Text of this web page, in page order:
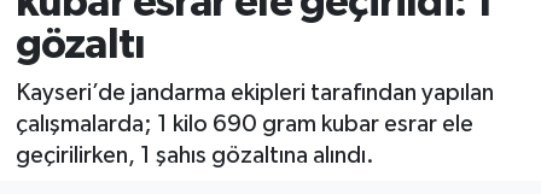
gözaltı
Kayseri’de jandarma ekipleri tarafından yapılan
çalışmalarda; 1 kilo 690 gram kubar esrar ele
geçirilirken, 1 şahıs gözaltına alındı.
Ekonomi
Sağlık
Tokat Haber